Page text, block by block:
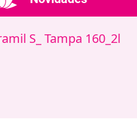
S_ Tampa 160_2l